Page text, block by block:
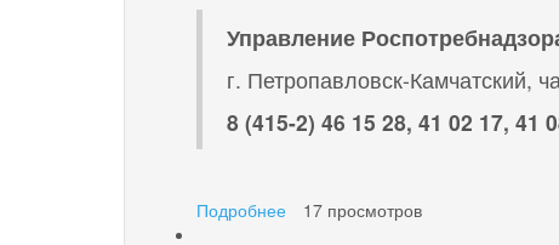
Управление
г. Петропавловск-Камчатский,
8 (415-2) 46 15 28, 41 02 17, 41
Подробнее 17 просмотров